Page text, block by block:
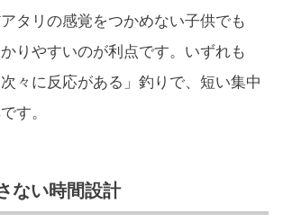
タリの感覚をつかめない子供でも
かりやすいのが利点です。いずれも
次々に反応がある」釣りで、短い集中
す。
ない時間設計